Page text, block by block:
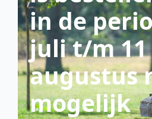
in de
juli t/m 11
augustus
mogelijk